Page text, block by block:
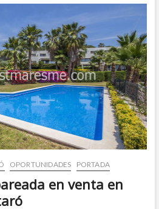
OPORTUNIDADES PORTADA
en venta en